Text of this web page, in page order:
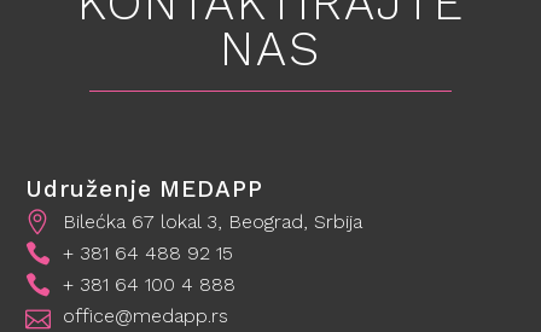
NAS
Udruženje MEDAPP
Bilećka 67 lokal 3, Beograd, Srbija
+ 381 64 488 92 15
+ 381 64 100 4 888
office@medapp.rs